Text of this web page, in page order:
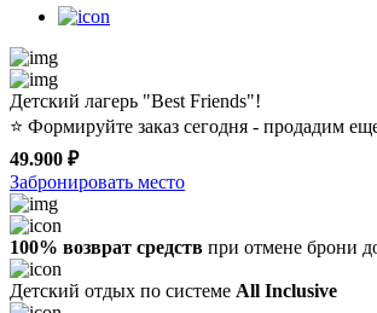
Детский лагерь "Best Friends"!
⭐️ Формируйте заказ сегодня - продадим
49.900 ₽
Забронировать место
100% возврат средств при отмене брони
Детский отдых по системе All Inclusive